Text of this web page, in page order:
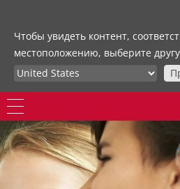
Чтобы увидеть контент,
местоположению, выберите